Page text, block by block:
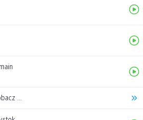
Piłka nożna - zobacz inne transmisje